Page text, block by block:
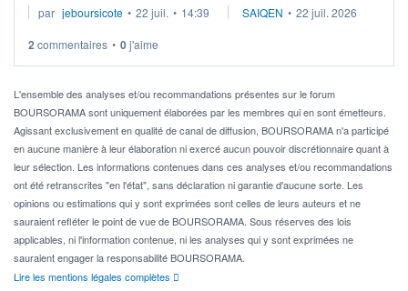
via un ETF plutôt que des actions individuelles.
Idéalement, je voudrais qu'il soit éligible au PEA.
Pour l' ...
par jeboursicote • 22 juil. • 14:39 SAIQEN • 22 juil. 2026
2 commentaires • 0j'aime
L'ensemble des analyses et/ou recommandations présentes sur le forum
BOURSORAMA sont uniquement élaborées par les membres qui en sont émetteurs.
Agissant exclusivement en qualité de canal de diffusion, BOURSORAMA n'a participé
en aucune manière à leur élaboration ni exercé aucun pouvoir discrétionnaire quant à
leur sélection. Les informations contenues dans ces analyses et/ou recommandations
ont été retranscrites "en l'état", sans déclaration ni garantie d'aucune sorte. Les
opinions ou estimations qui y sont exprimées sont celles de leurs auteurs et ne
sauraient refléter le point de vue de BOURSORAMA. Sous réserves des lois
applicables, ni l'information contenue, ni les analyses qui y sont exprimées ne
sauraient engager la responsabilité BOURSORAMA.
Lire les mentions légales complètes